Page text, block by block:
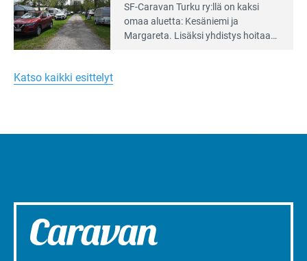
Lue
Leirintäoppaan
artikkeli:
Merellinen
Turun
liepeillä
SF-Caravan Turku ry:llä on kaksi
omaa aluet­ta: Kesäniemi ja
Margareta. Lisäksi yhdis­tys hoitaa
Katso kaikki esittelyt